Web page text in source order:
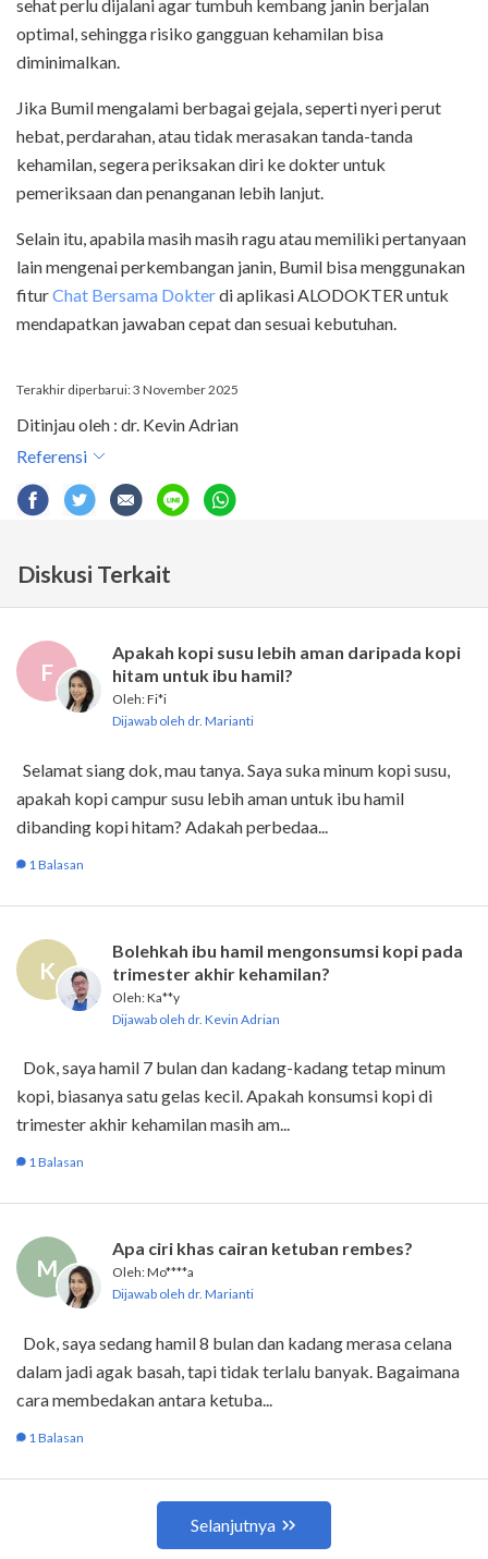
sehat perlu dijalani agar tumbuh kembang janin berjalan
optimal, sehingga risiko gangguan kehamilan bisa
diminimalkan.
Jika Bumil mengalami berbagai gejala, seperti nyeri perut
hebat, perdarahan, atau tidak merasakan tanda-tanda
kehamilan, segera periksakan diri ke dokter untuk
pemeriksaan dan penanganan lebih lanjut.
Selain itu, apabila masih masih ragu atau memiliki pertanyaan
lain mengenai perkembangan janin, Bumil bisa menggunakan
fiturChat Bersama Dokterdi aplikasi ALODOKTER untuk
mendapatkan jawaban cepat dan sesuai kebutuhan.
Terakhir diperbarui: 3 November 2025